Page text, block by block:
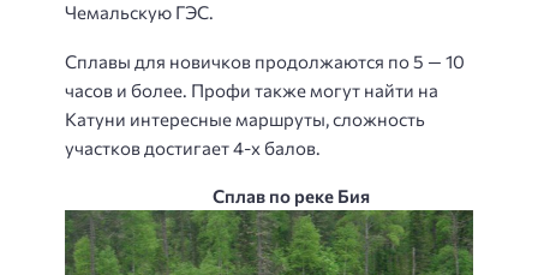
Чемальскую ГЭС.
Сплавы для новичков продолжаются по 5 — 10
часов и более. Профи также могут найти на
Катуни интересные маршруты, сложность
участков достигает 4-х балов.
Сплав по реке Бия